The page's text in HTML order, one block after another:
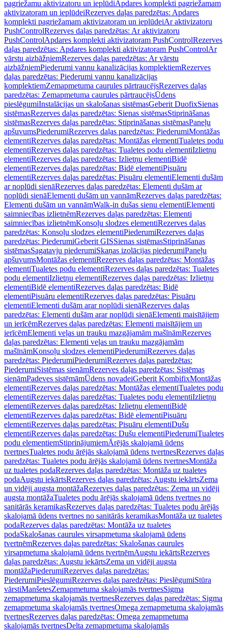
pagriežamu aktivizatoru un ieplūdiApdares komplekti pagriežamam
aktivizatoram un ieplūdeiRezerves daļas paredzētas: Apdares
komplekti pagriežamam aktivizatoram un ieplūdeiAr aktivizatoru
PushControlRezerves daļas paredzētas: Ar aktivizatoru
PushControlApdares komplekti aktivizatoram PushControlRezerves
daļas paredzētas: Apdares komplekti aktivizatoram PushControlAr
vārstu aizbāžņiemRezerves daļas paredzētas: Ar vārstu
aizbāžņiemPiederumi vannu kanalizācijas komplektiemRezerves
daļas paredzētas: Piederumi vannu kanalizācijas
komplektiemZemapmetuma caurules pārtraucējsRezerves daļas
paredzētas: Zemapmetuma caurules pārtraucējsŪdens
pieslēgumiInstalācijas un skalošanas sistēmasGeberit DuofixSienas
sistēmasRezerves daļas paredzētas: Sienas sistēmasStiprināšanas
sistēmasRezerves daļas paredzētas: Stiprināšanas sistēmasPaneļu
apšuvumsPiederumiRezerves daļas paredzētas: PiederumiMontāžas
elementiRezerves daļas paredzētas: Montāžas elementiTualetes podu
elementiRezerves daļas paredzētas: Tualetes podu elementiIzlietņu
elementiRezerves daļas paredzētas: Izlietņu elementiBidē
elementiRezerves daļas paredzētas: Bidē elementiPisuāru
elementiRezerves daļas paredzētas: Pisuāru elementiElementi dušām
ar noplūdi sienāRezerves daļas paredzētas: Elementi dušām ar
noplūdi sienāElementi dušām un vannāmRezerves daļas paredzētas:
Elementi dušām un vannāmWalk-in dušas sienu elementiElementi
saimniecības izlietnēmRezerves daļas paredzētas: Elementi
saimniecības izlietnēmKonsoļu slodzes elementiRezerves daļas
paredzētas: Konsoļu slodzes elementiPiederumiRezerves daļas
paredzētas: PiederumiGeberit GISSienas sistēmasStiprināšanas
sistēmasSagatavju piederumiSkaņas izolācijas piederumiPaneļu
apšuvumsMontāžas elementiRezerves daļas paredzētas: Montāžas
elementiTualetes podu elementiRezerves daļas paredzētas: Tualetes
podu elementiIzlietņu elementiRezerves daļas paredzētas: Izlietņu
elementiBidē elementiRezerves daļas paredzētas: Bidē
elementiPisuāru elementiRezerves daļas paredzētas: Pisuāru
elementiElementi dušām arar noplūdi sienāRezerves daļas
paredzētas: Elementi dušām arar noplūdi sienāElementi maisītājiem
un ierīcēmRezerves daļas paredzētas: Elementi maisītājiem un
ierīcēmElementi veļas un trauku mazgājamām mašīnāmRezerves
daļas paredzētas: Elementi veļas un trauku mazgājamām
mašīnāmKonsoļu slodzes elementiPiederumiRezerves daļas
paredzētas: PiederumiPiederumiRezerves daļas paredzētas:
PiederumiSistēmas sienāmRezerves daļas paredzētas: Sistēmas
sienāmPadeves sistēmāmŪdens novadeiGeberit KombifixMontāžas
elementiRezerves daļas paredzētas: Montāžas elementiTualetes podu
elementiRezerves daļas paredzētas: Tualetes podu elementiIzlietņu
elementiRezerves daļas paredzētas: Izlietņu elementiBidē
elementiRezerves daļas paredzētas: Bidē elementiPisuāru
elementiRezerves daļas paredzētas: Pisuāru elementiDušu
elementiRezerves daļas paredzētas: Dušu elementiPiederumiTualetes
podu elementiemStiprinājumiemĀrējās skalojamā ūdens
tvertnesTualetes podu ārējās skalojamā ūdens tvertnesRezerves daļas
paredzētas: Tualetes podu ārējās skalojamā ūdens tvertnesMontāža
uz tualetes podaRezerves daļas paredzētas: Montāža uz tualetes
podaAugstu iekārtsRezerves daļas paredzētas: Augstu iekārtsZema
un vidēji augsta montāžaRezerves daļas paredzētas: Zema un vidēji
augsta montāžaTualetes podu ārējās skalojamā ūdens tvertnes no
sanitārās keramikasRezerves daļas paredzētas: Tualetes podu ārējās
skalojamā ūdens tvertnes no sanitārās keramikasMontāža uz tualetes
podaRezerves daļas paredzētas: Montāža uz tualetes
podaSkalošanas caurules virsapmetuma skalojamā ūdens
tvertnēmRezerves daļas paredzētas: Skalošanas caurules
virsapmetuma skalojamā ūdens tvertnēmAugstu iekārtsRezerves
daļas paredzētas: Augstu iekārtsZema un vidēji augsta
montāžaPiederumiRezerves daļas paredzētas:
PiederumiPieslēgumiRezerves daļas paredzētas: PieslēgumiStūra
vārstiManšetesZemapmetuma skalojamās tvertnesSigma
zemapmetuma skalojamās tvertnesRezerves daļas paredzētas: Sigma
zemapmetuma skalojamās tvertnesOmega zemapmetuma skalojamās
tvertnesRezerves daļas paredzētas: Omega zemapmetuma
skalojamās tvertnesDelta zemapmetuma skalojamās